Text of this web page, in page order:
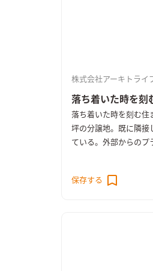
株式会社アーキトライ
落ち着いた時を刻
落ち着いた時を刻む住
坪の分譲地。既に隣接
ている。外部からのプ
ラスを設け、20帖程
保存する